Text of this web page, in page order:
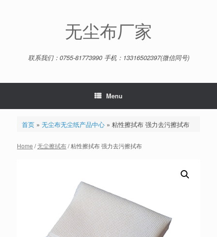
无尘布厂家
联系我们：0755-81773990 手机：13316502397(微信同号)
Menu
首页» 无尘布无尘纸产品中心» 粘性擦拭布 强力去污擦拭布
Home /无尘擦拭布/ 粘性擦拭布 强力去污擦拭布